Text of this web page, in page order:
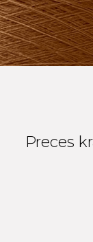
Preces